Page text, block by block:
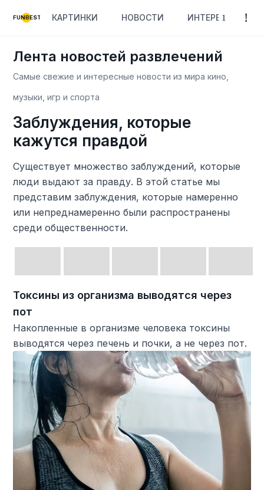
FUNBEST КАРТИНКИ НОВОСТИ ИНТЕРЕСНОЕ
Лента новостей развлечений
Самые свежие и интересные новости из мира кино,
музыки, игр и спорта
Заблуждения, которые
кажутся правдой
Существует множество заблуждений, которые
люди выдают за правду. В этой статье мы
представим заблуждения, которые намеренно
или непреднамеренно были распространены
среди общественности.
Токсины из организма выводятся через
пот
Накопленные в организме человека токсины
выводятся через печень и почки, а не через пот.